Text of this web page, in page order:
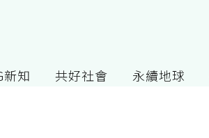
新知 共好社會 永續地球